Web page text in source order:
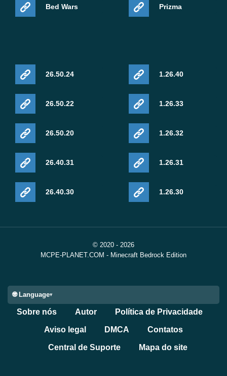
Bed Wars Prizma
26.50.24
26.50.22
26.50.20
26.40.31
26.40.30
1.26.40
1.26.33
1.26.32
1.26.31
1.26.30
© 2020 - 2026
MCPE-PLANET.COM - Minecraft Bedrock Edition
🌐 Language
Sobre nós Autor Política de Privacidade
Aviso legal DMCA Contatos
Central de Suporte Mapa do site